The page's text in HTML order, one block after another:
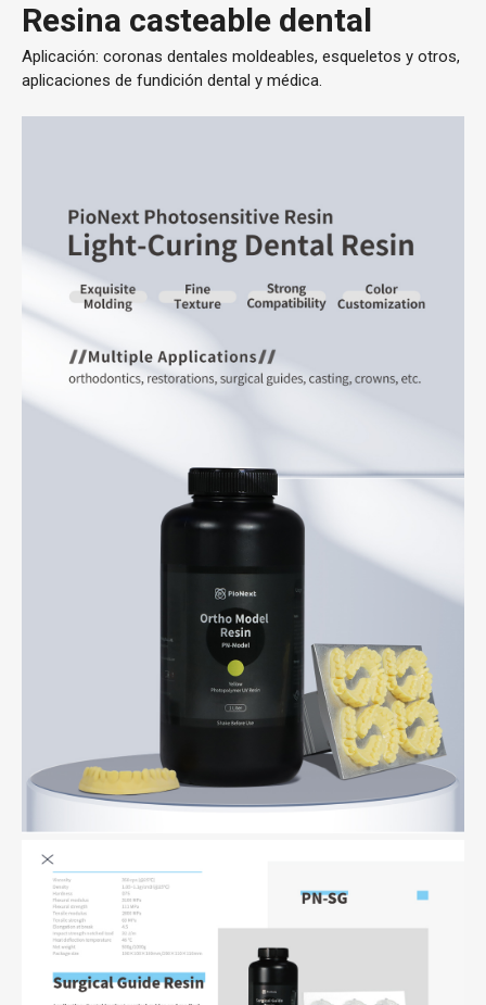
Resina casteable dental
Aplicación: coronas dentales moldeables, esqueletos y otros,
aplicaciones de fundición dental y médica.